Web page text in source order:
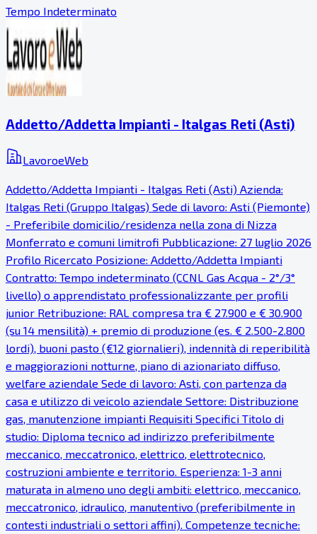
Tempo Indeterminato
Addetto/Addetta Impianti - Italgas Reti (Asti)
LavoroeWeb
Addetto/Addetta Impianti - Italgas Reti (Asti) Azienda:
Italgas Reti (Gruppo Italgas) Sede di lavoro: Asti (Piemonte)
- Preferibile domicilio/residenza nella zona di Nizza
Monferrato e comuni limitrofi Pubblicazione: 27 luglio 2026
Profilo Ricercato Posizione: Addetto/Addetta Impianti
Contratto: Tempo indeterminato (CCNL Gas Acqua - 2°/3°
livello) o apprendistato professionalizzante per profili
junior Retribuzione: RAL compresa tra € 27.900 e € 30.900
(su 14 mensilità) + premio di produzione (es. € 2.500-2.800
lordi), buoni pasto (€12 giornalieri), indennità di reperibilità
e maggiorazioni notturne, piano di azionariato diffuso,
welfare aziendale Sede di lavoro: Asti, con partenza da
casa e utilizzo di veicolo aziendale Settore: Distribuzione
gas, manutenzione impianti Requisiti Specifici Titolo di
studio: Diploma tecnico ad indirizzo preferibilmente
meccanico, meccatronico, elettrico, elettrotecnico,
costruzioni ambiente e territorio. Esperienza: 1-3 anni
maturata in almeno uno degli ambiti: elettrico, meccanico,
meccatronico, idraulico, manutentivo (preferibilmente in
contesti industriali o settori affini). Competenze tecniche: